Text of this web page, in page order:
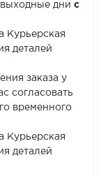
дни с
Курьерская
деталей
заказа у
согласовать
временного
Курьерская
деталей